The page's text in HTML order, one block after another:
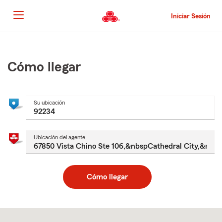
al
contenido
principal
Iniciar Sesión
principal
Cómo llegar
Su ubicación
Ubicación del agente
Cómo llegar
to